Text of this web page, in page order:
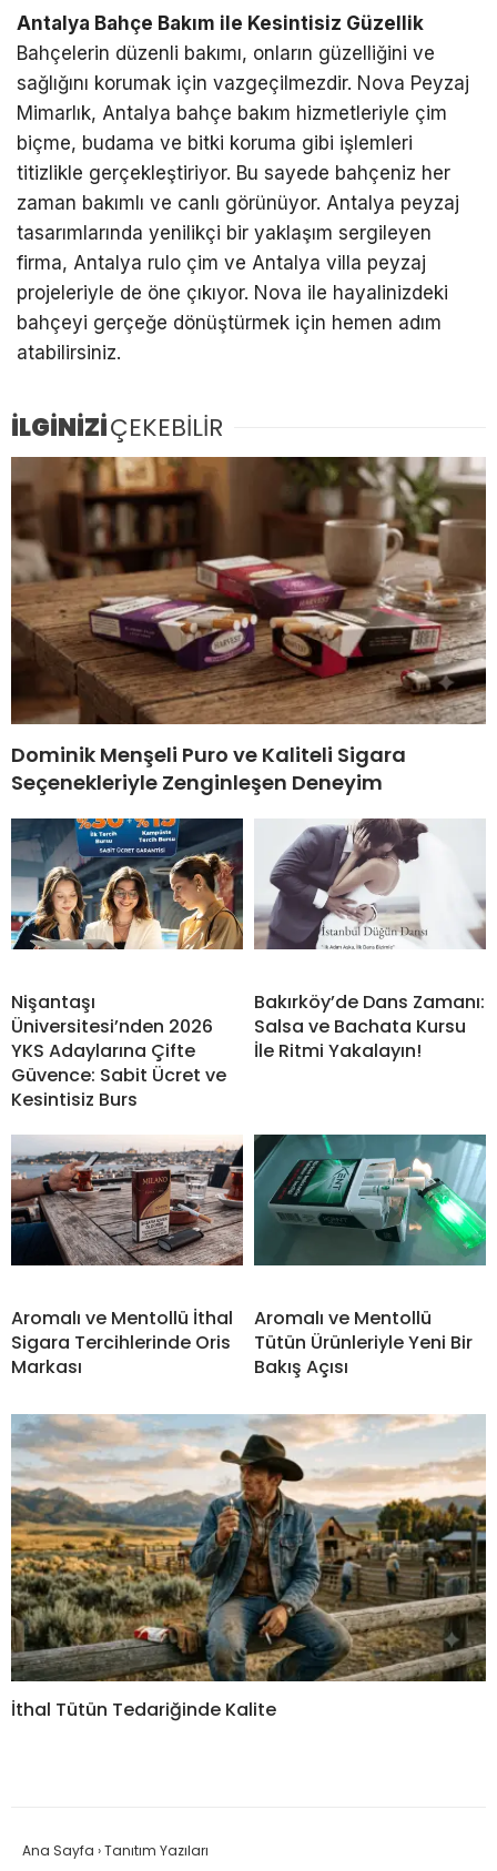
Antalya Bahçe Bakım ile Kesintisiz Güzellik
Bahçelerin düzenli bakımı, onların güzelliğini ve
sağlığını korumak için vazgeçilmezdir. Nova Peyzaj
Mimarlık, Antalya bahçe bakım hizmetleriyle çim
biçme, budama ve bitki koruma gibi işlemleri
titizlikle gerçekleştiriyor. Bu sayede bahçeniz her
zaman bakımlı ve canlı görünüyor. Antalya peyzaj
tasarımlarında yenilikçi bir yaklaşım sergileyen
firma, Antalya rulo çim ve Antalya villa peyzaj
projeleriyle de öne çıkıyor. Nova ile hayalinizdeki
bahçeyi gerçeğe dönüştürmek için hemen adım
atabilirsiniz.
İLGİNİZİÇEKEBİLİR
Dominik Menşeli Puro ve Kaliteli Sigara
Seçenekleriyle Zenginleşen Deneyim
Nişantaşı
Üniversitesi’nden 2026
YKS Adaylarına Çifte
Güvence: Sabit Ücret ve
Kesintisiz Burs
Bakırköy’de Dans Zamanı:
Salsa ve Bachata Kursu
İle Ritmi Yakalayın!
Aromalı ve Mentollü İthal
Sigara Tercihlerinde Oris
Markası
Aromalı ve Mentollü
Tütün Ürünleriyle Yeni Bir
Bakış Açısı
İthal Tütün Tedariğinde Kalite
Ana Sayfa ›Tanıtım Yazıları